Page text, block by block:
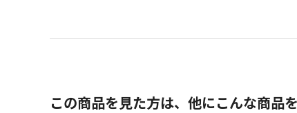
この商品を見た方は、他にこんな商品